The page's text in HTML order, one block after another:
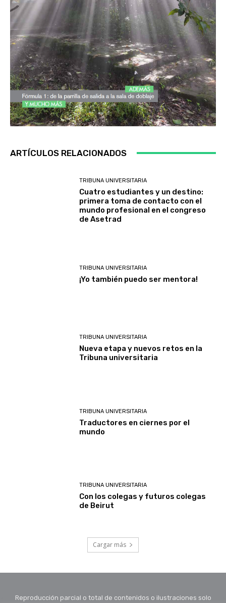
ARTÍCULOS RELACIONADOS
TRIBUNA UNIVERSITARIA
Cuatro estudiantes y un destino:
primera toma de contacto con el
mundo profesional en el congreso
de Asetrad
TRIBUNA UNIVERSITARIA
¡Yo también puedo ser mentora!
TRIBUNA UNIVERSITARIA
Nueva etapa y nuevos retos en la
Tribuna universitaria
TRIBUNA UNIVERSITARIA
Traductores en ciernes por el
mundo
TRIBUNA UNIVERSITARIA
Con los colegas y futuros colegas
de Beirut
Cargar más
Reproducción parcial o total de contenidos o ilustraciones solo